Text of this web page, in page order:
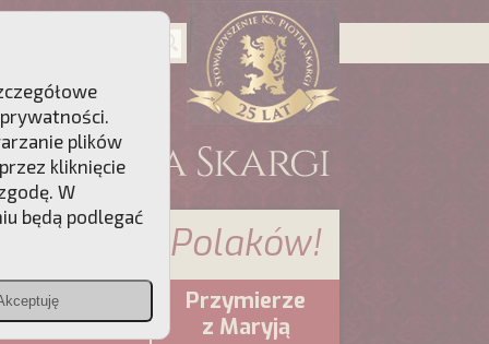
Polaków!
PCh24.pl
Przymierze
z Maryją
.
plików
kliknięcie
W
będą podlegać